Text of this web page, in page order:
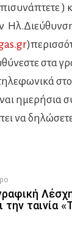
)
)
στα
ημερήσια
να δηλώσετε
την ταινία